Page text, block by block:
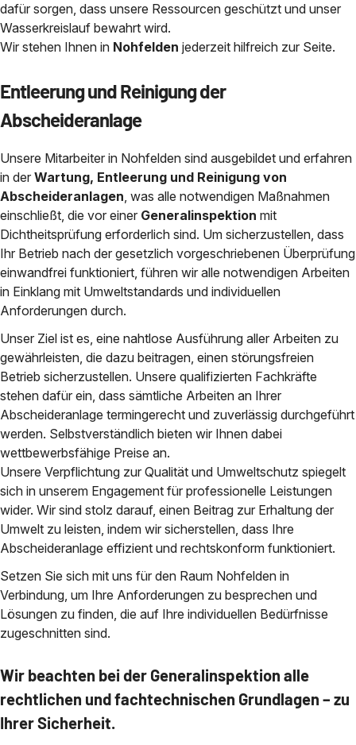
dafür sorgen, dass unsere Ressourcen geschützt und unser
Wasserkreislauf bewahrt wird.
Wir stehen Ihnen in Nohfelden jederzeit hilfreich zur Seite.
Entleerung und Reinigung der
Abscheideranlage
Unsere Mitarbeiter in Nohfelden sind ausgebildet und erfahren
in der Wartung, Entleerung und Reinigung von
Abscheideranlagen, was alle notwendigen Maßnahmen
einschließt, die vor einer Generalinspektion mit
Dichtheitsprüfung erforderlich sind. Um sicherzustellen, dass
Ihr Betrieb nach der gesetzlich vorgeschriebenen Überprüfung
einwandfrei funktioniert, führen wir alle notwendigen Arbeiten
in Einklang mit Umweltstandards und individuellen
Anforderungen durch.
Unser Ziel ist es, eine nahtlose Ausführung aller Arbeiten zu
gewährleisten, die dazu beitragen, einen störungsfreien
Betrieb sicherzustellen. Unsere qualifizierten Fachkräfte
stehen dafür ein, dass sämtliche Arbeiten an Ihrer
Abscheideranlage termingerecht und zuverlässig durchgeführt
werden. Selbstverständlich bieten wir Ihnen dabei
wettbewerbsfähige Preise an.
Unsere Verpflichtung zur Qualität und Umweltschutz spiegelt
sich in unserem Engagement für professionelle Leistungen
wider. Wir sind stolz darauf, einen Beitrag zur Erhaltung der
Umwelt zu leisten, indem wir sicherstellen, dass Ihre
Abscheideranlage effizient und rechtskonform funktioniert.
Setzen Sie sich mit uns für den Raum Nohfelden in
Verbindung, um Ihre Anforderungen zu besprechen und
Lösungen zu finden, die auf Ihre individuellen Bedürfnisse
zugeschnitten sind.
Wir beachten bei der Generalinspektion alle
rechtlichen und fachtechnischen Grundlagen – zu
Ihrer Sicherheit.